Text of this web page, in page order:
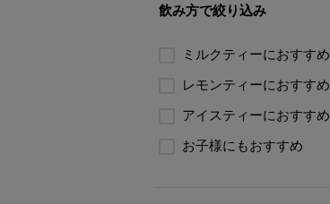
飲み方で絞り込み
ミルクティーにおすすめ
レモンティーにおすすめ
アイスティーにおすすめ
お子様にもおすすめ